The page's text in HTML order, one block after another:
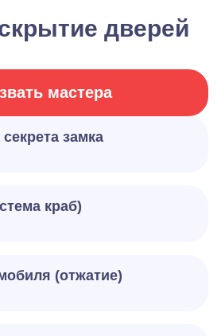
дверей
мастера
замка
краб)
(отжатие)